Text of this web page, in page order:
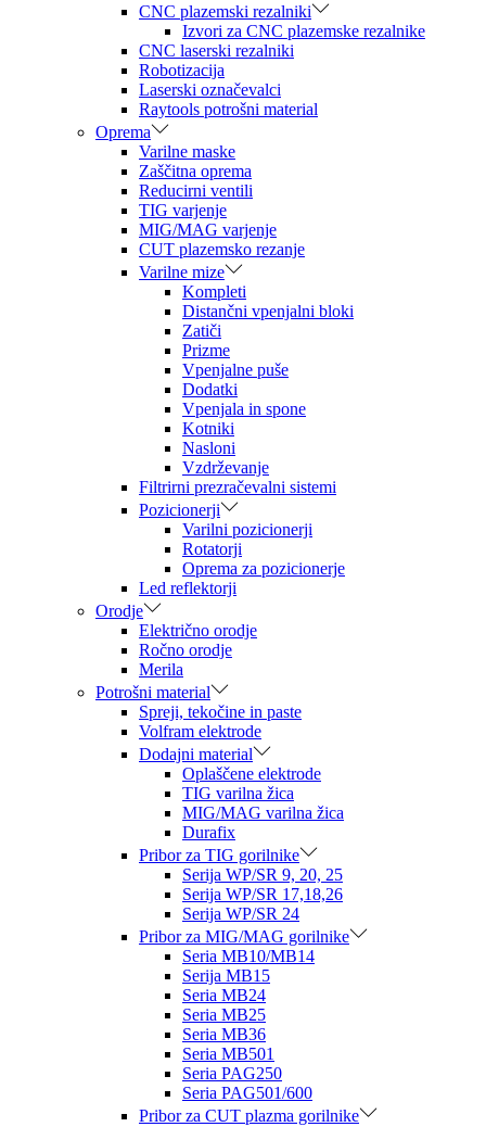
CNC plazemski rezalniki
Izvori za CNC plazemske rezalnike
CNC laserski rezalniki
Robotizacija
Laserski označevalci
Raytools potrošni material
Oprema
Varilne maske
Zaščitna oprema
Reducirni ventili
TIG varjenje
MIG/MAG varjenje
CUT plazemsko rezanje
Varilne mize
Kompleti
Distančni vpenjalni bloki
Zatiči
Prizme
Vpenjalne puše
Dodatki
Vpenjala in spone
Kotniki
Nasloni
Vzdrževanje
Filtrirni prezračevalni sistemi
Pozicionerji
Varilni pozicionerji
Rotatorji
Oprema za pozicionerje
Led reflektorji
Orodje
Električno orodje
Ročno orodje
Merila
Potrošni material
Spreji, tekočine in paste
Volfram elektrode
Dodajni material
Oplaščene elektrode
TIG varilna žica
MIG/MAG varilna žica
Durafix
Pribor za TIG gorilnike
Serija WP/SR 9, 20, 25
Serija WP/SR 17,18,26
Serija WP/SR 24
Pribor za MIG/MAG gorilnike
Seria MB10/MB14
Serija MB15
Seria MB24
Seria MB25
Seria MB36
Seria MB501
Seria PAG250
Seria PAG501/600
Pribor za CUT plazma gorilnike